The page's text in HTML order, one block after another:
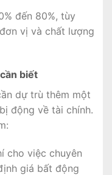
đến 80%, tùy
vị và chất lượng
biết
dự trù thêm một
động về tài chính.
cho việc chuyên
giá bất động